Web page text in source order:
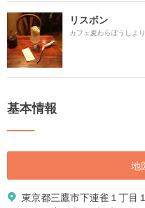
リスボン
カフェ麦わらぼうしよ
基本情報
地
東京都三鷹市下連雀１丁目